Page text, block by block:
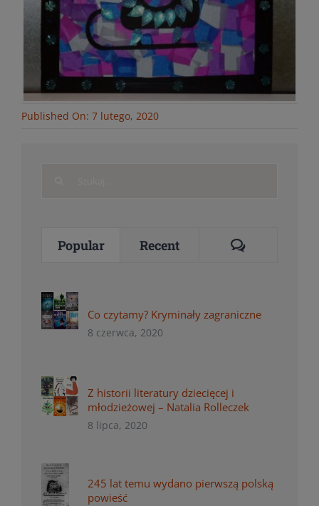
Published On: 7 lutego, 2020
Popular Recent Comments
Co czytamy? Kryminały zagraniczne
8 czerwca, 2020
Z historii literatury dziecięcej i
młodzieżowej – Natalia Rolleczek
8 lipca, 2020
245 lat temu wydano pierwszą polską
powieść